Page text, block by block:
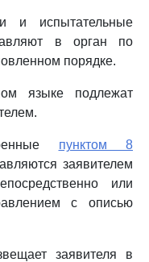
и испытательные
в орган по
порядке.
языке подлежат
пунктом 8
заявителем
или
с описью
заявителя в